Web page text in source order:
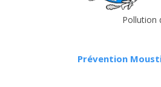
Pollution
Prévention